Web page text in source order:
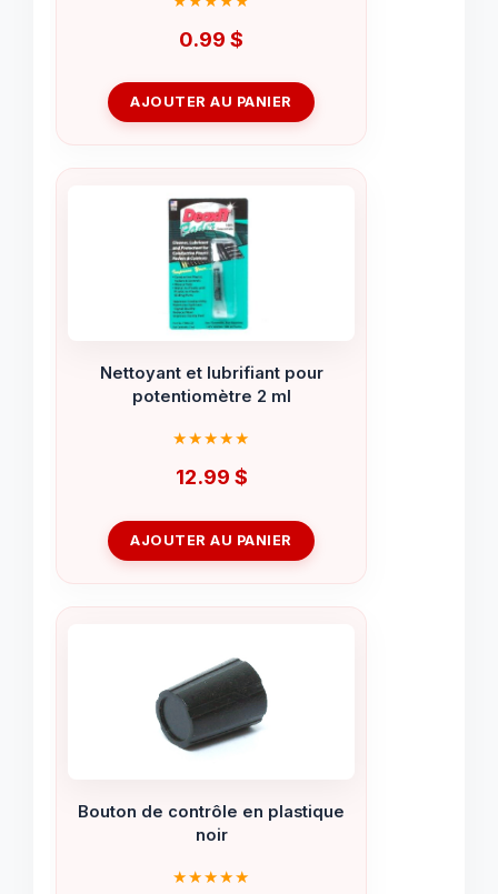
0.99 $
AJOUTER AU PANIER
Nettoyant et lubrifiant pour
potentiomètre 2 ml
12.99 $
AJOUTER AU PANIER
Bouton de contrôle en plastique
noir